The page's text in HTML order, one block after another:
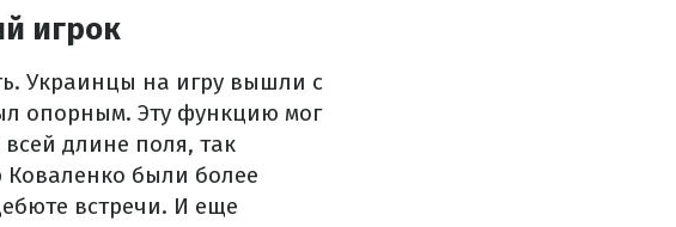
игрок
Украинцы на игру вышли с
опорным. Эту функцию мог
длине поля, так
были более
встречи. И еще